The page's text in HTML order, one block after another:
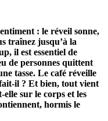
: le réveil sonne,
traînez jusqu’à la
il est essentiel de
de personnes quittent
tasse. Le café réveille
il ? Et bien, tout vient
elle sur le corps et les
hormis le